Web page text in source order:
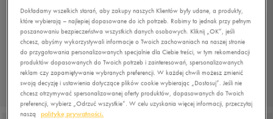
Dokładamy wszelkich starań, aby zakupy naszych Klientów były udane, a produkty,
które wybierają – najlepiej dopasowane do ich potrzeb. Robimy to jednak przy pełnym
poszanowaniu bezpieczeństwa wszystkich danych osobowych. Kliknij „OK”, jeśli
chcesz, abyśmy wykorzystywali informacje o Twoich zachowaniach na naszej stronie
do przygotowania personalizowanych specjalnie dla Ciebie treści, w tym rekomendacji
produktów dopasowanych do Twoich potrzeb i zainteresowań, spersonalizowanych
reklam czy zapamiętywanie wybranych preferencji. W każdej chwili możesz zmienić
swoją decyzję i ustawienia dotyczące plików cookie wybierając „Dostosuj”. Jeśli nie
chcesz otrzymywać spersonalizowanej oferty produktów, dopasowanych do Twoich
preferencji, wybierz „Odrzuć wszystkie”. W celu uzyskania więcej informacji, przeczytaj
naszą
politykę prywatności.